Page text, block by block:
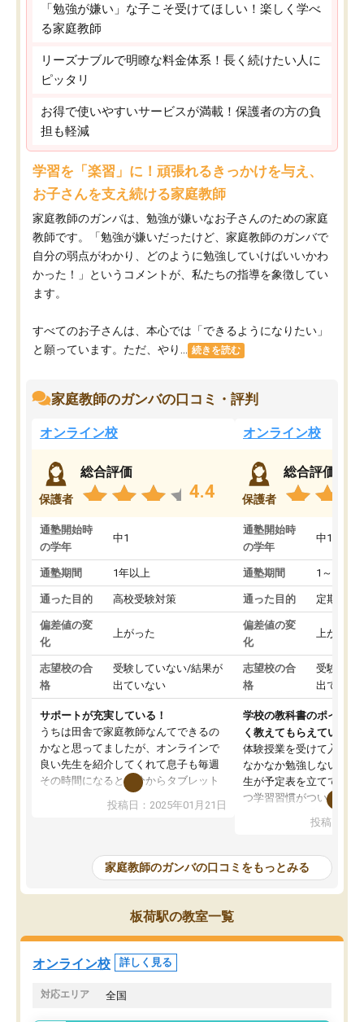
「勉強が嫌い」な子こそ受けてほしい！楽しく学べ
る家庭教師
リーズナブルで明瞭な料金体系！長く続けたい人に
ピッタリ
お得で使いやすいサービスが満載！保護者の方の負
担も軽減
学習を「楽習」に！頑張れるきっかけを与え、
お子さんを支え続ける家庭教師
家庭教師のガンバは、勉強が嫌いなお子さんのための家庭
教師です。「勉強が嫌いだったけど、家庭教師のガンバで
自分の弱点がわかり、どのように勉強していけばいいかわ
かった！」というコメントが、私たちの指導を象徴してい
ます。
すべてのお子さんは、本心では「できるようになりたい」
と願っています。ただ、やり...
続きを読む
家庭教師のガンバの口コミ・評判
オンライン校
保護者
総合評価
4.4
通塾開始時
の学年
中1
通塾期間 1年以上
通った目的 高校受験対策
偏差値の変
化
上がった
志望校の合
格
受験していない/結果が
出ていない
サポートが充実している！
うちは田舎で家庭教師なんてできるの
かなと思ってましたが、オンラインで
良い先生を紹介してくれて息子も毎週
その時間になると自分からタブレット
を開いてzoomを繋げるようになりまし
た！5科目なんでもOKなのもとても気
めて1年ほどだった今では平均点以上の
科目が増えてきました！あと1年受験ま
であるので無料の週末教室を使用しな
がら頑張って欲しいと思います！
投稿日：2025年01月21日
オンライン校
保護者
総合評価
通塾開始時
の学年
中1
通塾期間 1～3ヵ月
通った目的 定期テス
偏差値の変
化
上がった
志望校の合
格
受験して
出ていな
学校の教科書のポイント
く教えてもらえている
体験授業を受けて入塾し
なかなか勉強しない息子
生が予定表を立ててくれ
つ学習習慣がついてきま
指導が無い日も予定表
問できるのでとても助か
投稿日：
家庭教師のガンバの口コミをもっとみる
板荷駅の教室一覧
オンライン校 詳しく見る
対応エリア 全国